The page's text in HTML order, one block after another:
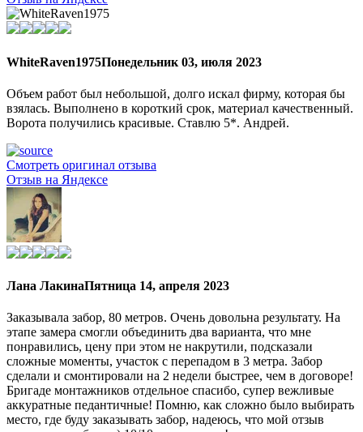
WhiteRaven1975Понедельник 03, июля 2023
Объем работ был небольшой, долго искал фирму, которая бы
взялась. Выполнено в короткий срок, материал качественный.
Ворота получились красивые. Ставлю 5*. Андрей.
Смотреть оригинал отзыва
Отзыв на Яндексе
Лана ЛакинаПятница 14, апреля 2023
Заказывала забор, 80 метров. Очень довольна результату. На
этапе замера смогли объединить два варианта, что мне
понравились, цену при этом не накрутили, подсказали
сложные моменты, участок с перепадом в 3 метра. Забор
сделали и смонтировали на 2 недели быстрее, чем в договоре!
Бригаде монтажников отдельное спасибо, супер вежливые
аккуратные педантичные! Помню, как сложно было выбирать
место, где буду заказывать забор, надеюсь, что мой отзыв